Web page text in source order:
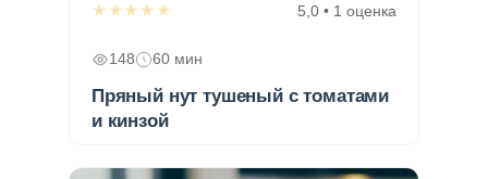
★★★★★ 5,0 • 1 оценка
148 60 мин
Пряный нут тушеный с томатами
и кинзой